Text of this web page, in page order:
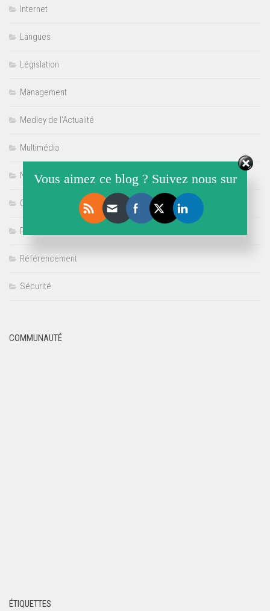
Internet
Langues
Législation
Management
Medley de l'Actualité
Multimédia
Non classé
Offre de Stage
Politique
Référencement
Sécurité
COMMUNAUTÉ
ÉTIQUETTES
Vous aimez ce blog ? Suivez nous sur